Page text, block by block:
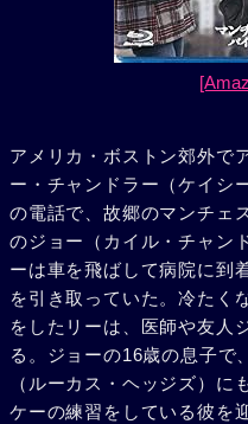
アメリカ・ボストン郊外で
ー・チャンドラー（ケイシ
の電話で、故郷のマンチェ
のジョー（カイル・チャン
ーは車を飛ばして病院に到
を引き取っていた。冷たく
をしたリーは、医師や友人
る。ジョーの16歳の息子で
（ルーカス・ヘッジズ）に
ケーの練習をしている彼を